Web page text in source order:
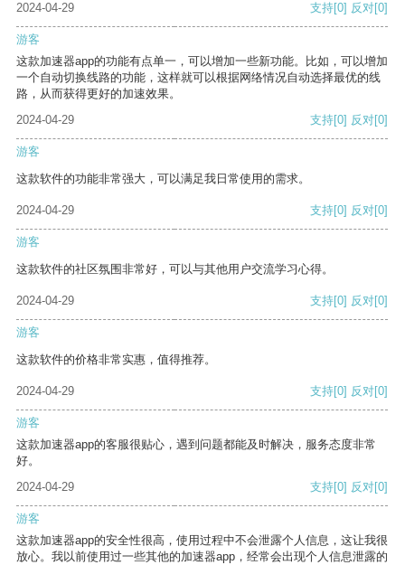
2024-04-29 支持[0] 反对[0]
游客
这款加速器app的功能有点单一，可以增加一些新功能。比如，可以增加
一个自动切换线路的功能，这样就可以根据网络情况自动选择最优的线
路，从而获得更好的加速效果。
2024-04-29
支持[0] 反对[0]
游客
这款软件的功能非常强大，可以满足我日常使用的需求。
2024-04-29 支持[0] 反对[0]
游客
这款软件的社区氛围非常好，可以与其他用户交流学习心得。
2024-04-29 支持[0] 反对[0]
游客
这款软件的价格非常实惠，值得推荐。
2024-04-29 支持[0] 反对[0]
游客
这款加速器app的客服很贴心，遇到问题都能及时解决，服务态度非常
好。
2024-04-29
支持[0] 反对[0]
游客
这款加速器app的安全性很高，使用过程中不会泄露个人信息，这让我很
放心。我以前使用过一些其他的加速器app，经常会出现个人信息泄露的